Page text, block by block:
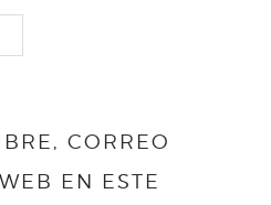
CORREO
EN ESTE